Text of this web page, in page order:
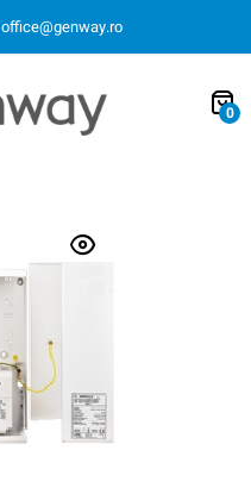
office@genway.ro
0